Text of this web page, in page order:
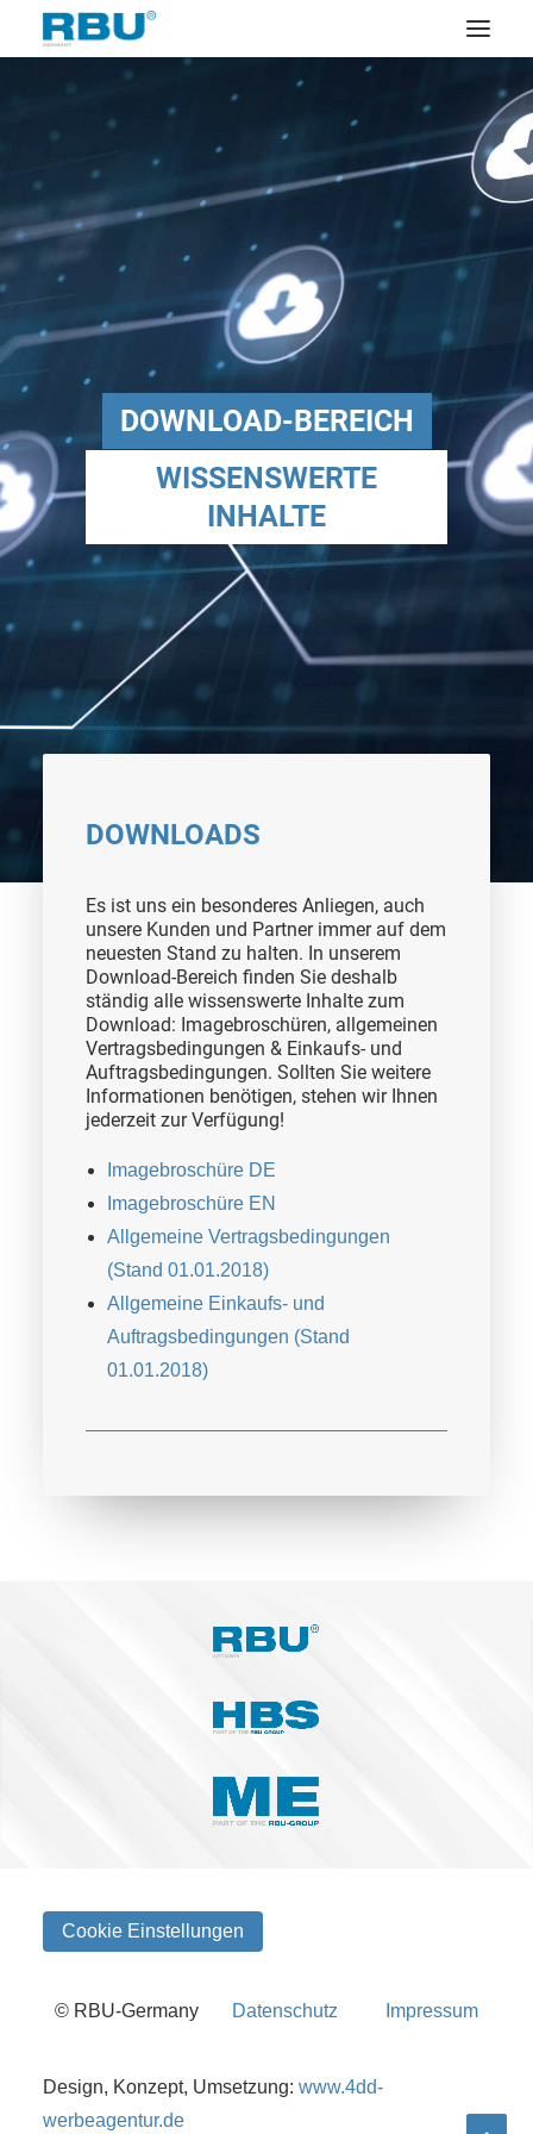
DOWNLOAD-BEREICH
WISSENSWERTE
INHALTE
DOWNLOADS
Es ist uns ein besonderes Anliegen, auch
unsere Kunden und Partner immer auf dem
neuesten Stand zu halten. In unserem
Download-Bereich finden Sie deshalb
ständig alle wissenswerte Inhalte zum
Download: Imagebroschüren, allgemeinen
Vertragsbedingungen & Einkaufs- und
Auftragsbedingungen. Sollten Sie weitere
Informationen benötigen, stehen wir Ihnen
jederzeit zur Verfügung!
Imagebroschüre DE
Imagebroschüre EN
Allgemeine Vertragsbedingungen
(Stand 01.01.2018)
Allgemeine Einkaufs- und
Auftragsbedingungen (Stand
01.01.2018)
Cookie Einstellungen
© RBU-Germany Datenschutz Impressum
Design, Konzept, Umsetzung: www.4dd-
werbeagentur.de